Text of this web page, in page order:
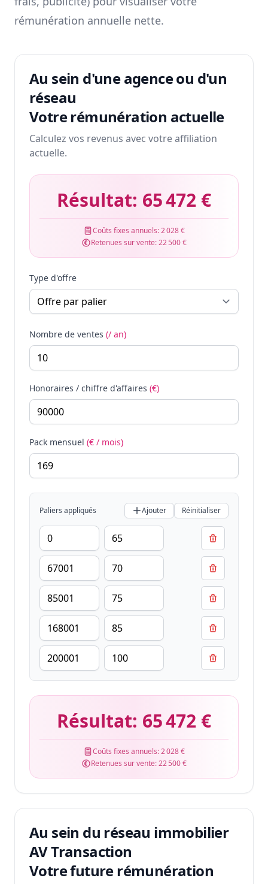
rémunération annuelle nette.
Au sein d'une agence ou d'un
réseau
Votre rémunération actuelle
Calculez vos revenus avec votre affiliation
actuelle.
Résultat: 65 472 €
Coûts fixes annuels:2 028 €
Retenues sur vente:22 500 €
Type d'offre
Nombre de ventes (/ an)
Honoraires / chiffre d'affaires (€)
Pack mensuel (€ / mois)
Paliers appliqués Ajouter Réinitialiser
Résultat: 65 472 €
Coûts fixes annuels:2 028 €
Retenues sur vente:22 500 €
Au sein du réseau immobilier
AV Transaction
Votre future rémunération